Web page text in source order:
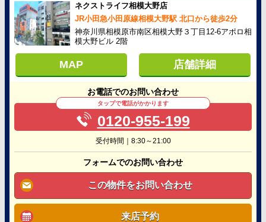
ネクストライフ相模大野店
JR小田急小田原線相模大野駅 北口から徒歩2分
神奈川県相模原市南区相模大野３丁目12-6アポロ相
模大野ビル 2階
MAP 店舗詳細
お電話でのお問い合わせ
タップで電話がかかります
0120-955-199
受付時間｜8:30～21:00
フォームでのお問い合わせ
この物件をお問い合わせ
来店予約